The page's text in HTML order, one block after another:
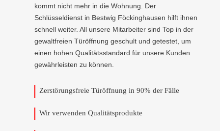
kommt nicht mehr in die Wohnung. Der
Schlüsseldienst in Bestwig Föckinghausen hilft ihnen
schnell weiter. All unsere Mitarbeiter sind Top in der
gewaltfreien Türöffnung geschult und getestet, um
einen hohen Qualitätsstandard für unsere Kunden
gewährleisten zu können.
Zerstörungsfreie Türöffnung in 90% der Fälle
Wir verwenden Qualitätsprodukte